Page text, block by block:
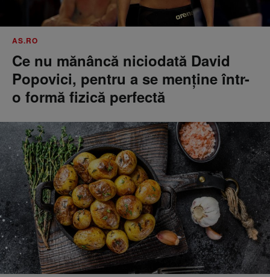
AS.RO
Ce nu mănâncă niciodată David
Popovici, pentru a se menţine într-
o formă fizică perfectă